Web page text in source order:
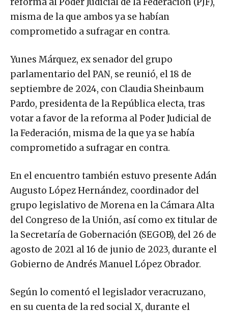
misma de la que ambos ya se habían
comprometido a sufragar en contra.
Yunes Márquez, ex senador del grupo
parlamentario del PAN, se reunió, el 18 de
septiembre de 2024, con Claudia Sheinbaum
Pardo, presidenta de la República electa, tras
votar a favor de la reforma al Poder Judicial de
la Federación, misma de la que ya se había
comprometido a sufragar en contra.
En el encuentro también estuvo presente Adán
Augusto López Hernández, coordinador del
grupo legislativo de Morena en la Cámara Alta
del Congreso de la Unión, así como ex titular de
la Secretaría de Gobernación (SEGOB), del 26 de
agosto de 2021 al 16 de junio de 2023, durante el
Gobierno de Andrés Manuel López Obrador.​​
Según lo comentó el legislador veracruzano,
en su cuenta de la red social X, durante el